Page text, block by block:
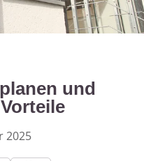
und
2025